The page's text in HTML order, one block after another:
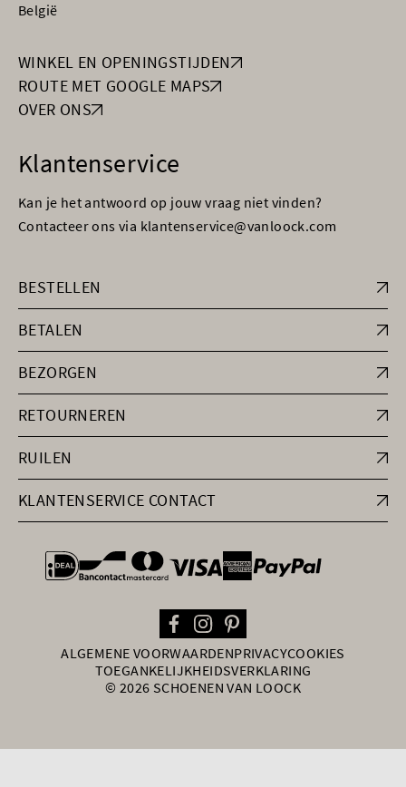
België
WINKEL EN OPENINGSTIJDEN
ROUTE MET GOOGLE MAPS
OVER ONS
Klantenservice
Kan je het antwoord op jouw vraag niet vinden?
Contacteer ons via klantenservice@vanloock.com
BESTELLEN
BETALEN
BEZORGEN
RETOURNEREN
RUILEN
KLANTENSERVICE CONTACT
general.paymentOptions
ALGEMENE VOORWAARDENPRIVACYCOOKIES
TOEGANKELIJKHEIDSVERKLARING
© 2026 SCHOENEN VAN LOOCK